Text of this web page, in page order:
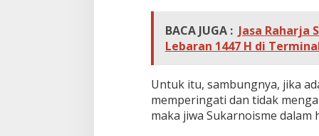
a
h
BACA JUGA : Jasa Raharja
Lebaran 1447 H di
Untuk itu, sambungnya, jika
memperingati dan tidak
maka jiwa Sukarnoisme dalam